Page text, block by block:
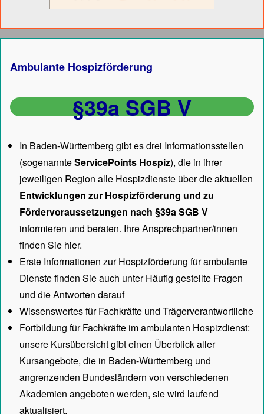
Ambulante Hospizförderung
§39a SGB V
In Baden-Württemberg gibt es drei Informationsstellen
(sogenannteServicePoints Hospiz), die in ihrer
jeweiligen Region alle Hospizdienste über die aktuellen
Entwicklungen zur Hospizförderung und zu
Fördervoraussetzungen nach §39a SGB V
informieren und beraten. Ihre Ansprechpartner/innen
finden Sie hier.
Erste Informationen zur Hospizförderung für ambulante
Dienste finden Sie auch unterHäufig gestellte Fragen
und die Antworten darauf
Wissenswertes für Fachkräfte und Trägerverantwortliche
Fortbildung für Fachkräfte im ambulanten Hospizdienst:
unsere Kursübersichtgibt einen Überblick aller
Kursangebote, die in Baden-Württemberg und
angrenzenden Bundesländern von verschiedenen
Akademien angeboten werden, sie wird laufend
aktualisiert.